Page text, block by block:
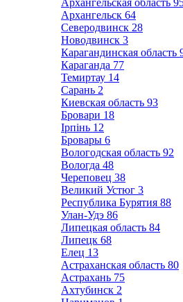
Архангельская область
Архангельск 64
Северодвинск 28
Новодвинск 3
Карагандинская область
Караганда 77
Темиртау 14
Сарань 2
Киевская область 93
Бровари 18
Ірпінь 12
Бровары 6
Вологодская область 92
Вологда 48
Череповец 38
Великий Устюг 3
Республика Бурятия 88
Улан-Удэ 86
Липецкая область 84
Липецк 68
Елец 13
Астраханская область 80
Астрахань 75
Ахтубинск 2